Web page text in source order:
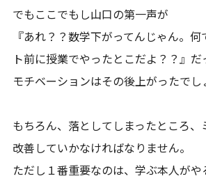
でもここでもし山口の第一声が
『あれ？？数学下がってんじゃん。
ト前に授業でやったとこだよ？？』
モチベーションはその後上がったでし
もちろん、落としてしまったところ、
改善していかなければなりません。
ただし１番重要なのは、学ぶ本人が